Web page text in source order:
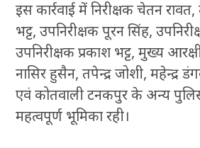
इस कार्रवाई में निरीक्षक चेतन
भट्ट, उपनिरीक्षक पूरन सिंह,
उपनिरीक्षक प्रकाश भट्ट, मुख्य
नासिर हुसैन, तपेन्द्र जोशी, महेन्द्र
एवं कोतवाली टनकपुर के अन्य
महत्वपूर्ण भूमिका रही।